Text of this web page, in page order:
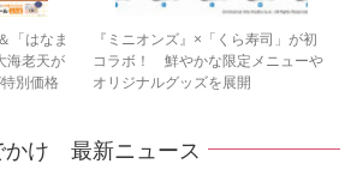
「はなま
海老天が
別価格
『ミニオンズ』×「くら寿司」が初
コラボ！ 鮮やかな限定メニューや
オリジナルグッズを展開
かけ 最新ニュース